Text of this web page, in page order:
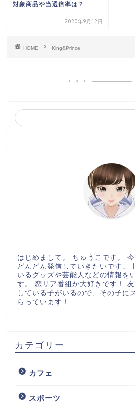
対象商品や当選倍率は？
2020年9月12日
HOME King&Prince
はじめまして。 ちゅうこです。
どんどん発信していきたいです。
いるグッズや芸能人などの情報を
す。 恋リア番組が大好きです！
している子がいるので、その子に
らっています！
カテゴリー
カフェ
スポーツ